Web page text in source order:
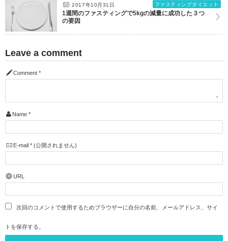
2017年10月31日 ファスティングダイエット
1週間のファスティングで5kgの減量に成功した３つ
の要因
Leave a comment
Comment *
Name *
E-mail *(公開されません)
URL
次回のコメントで使用するためブラウザーに自分の名前、メールアドレス、サイ
トを保存する。